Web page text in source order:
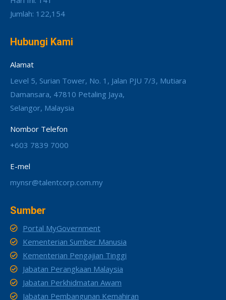
Jumlah: 122,154
Hubungi Kami
Alamat
Level 5, Surian Tower, No. 1, Jalan PJU 7/3, Mutiara
Damansara, 47810 Petaling Jaya,
Selangor, Malaysia
Nombor Telefon
+603 7839 7000
E-mel
mynsr@talentcorp.com.my
Sumber
Portal MyGovernment
Kementerian Sumber Manusia
Kementerian Pengajian Tinggi
Jabatan Perangkaan Malaysia
Jabatan Perkhidmatan Awam
Jabatan Pembangunan Kemahiran